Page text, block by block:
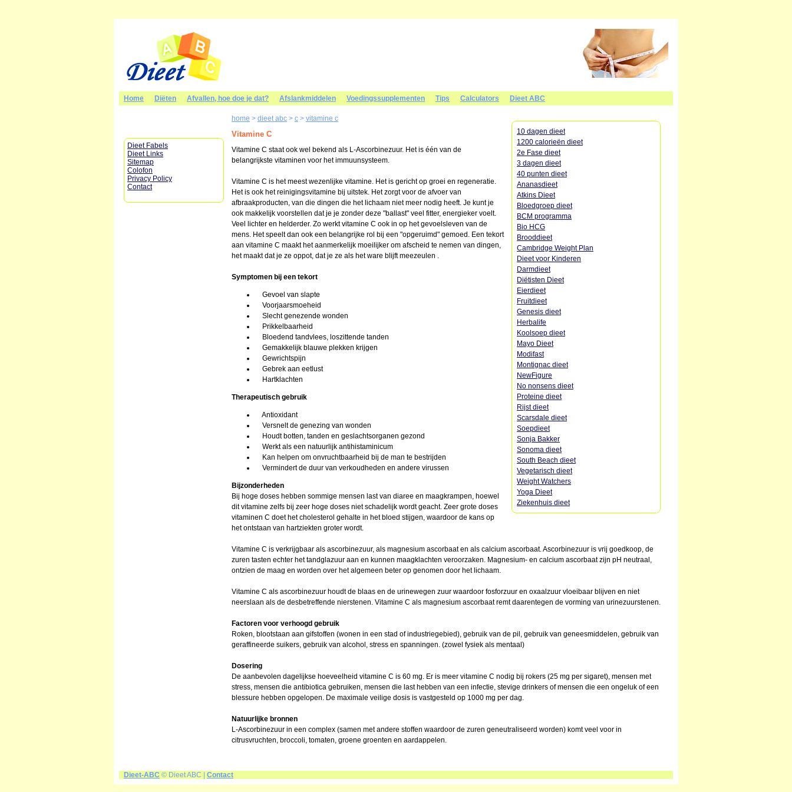
Home Diëten Afvallen, hoe doe je dat? Afslankmiddelen Voedingssupplementen Tips Calculators Dieet ABC
Dieet Fabels
Dieet Links
Sitemap
Colofon
Privacy Policy
Contact
home > dieet abc > c > vitamine c
10 dagen dieet
1200 calorieën dieet
2e Fase dieet
3 dagen dieet
40 punten dieet
Ananasdieet
Atkins Dieet
Bloedgroep dieet
BCM programma
Bio HCG
Brooddieet
Cambridge Weight Plan
Dieet voor Kinderen
Darmdieet
Diëtisten Dieet
Eierdieet
Fruitdieet
Genesis dieet
Herbalife
Koolsoep dieet
Mayo Dieet
Modifast
Montignac dieet
NewFigure
No nonsens dieet
Proteine dieet
Rijst dieet
Scarsdale dieet
Soepdieet
Sonja Bakker
Sonoma dieet
South Beach dieet
Vegetarisch dieet
Weight Watchers
Yoga Dieet
Ziekenhuis dieet
Vitamine C
Vitamine C staat ook wel bekend als L-Ascorbinezuur. Het is één van de
belangrijkste vitaminen voor het immuunsysteem.
Vitamine C is het meest wezenlijke vitamine. Het is gericht op groei en regeneratie.
Het is ook het reinigingsvitamine bij uitstek. Het zorgt voor de afvoer van
afbraakproducten, van die dingen die het lichaam niet meer nodig heeft. Je kunt je
ook makkelijk voorstellen dat je je zonder deze "ballast" veel fitter, energieker voelt.
Veel lichter en helderder. Zo werkt vitamine C ook in op het gevoelsleven van de
mens. Het speelt dan ook een belangrijke rol bij een "opgeruimd" gemoed. Een tekort
aan vitamine C maakt het aanmerkelijk moeilijker om afscheid te nemen van dingen,
het maakt dat je ze oppot, dat je ze als het ware blijft meezeulen .
Symptomen bij een tekort
Gevoel van slapte
Voorjaarsmoeheid
Slecht genezende wonden
Prikkelbaarheid
Bloedend tandvlees, loszittende tanden
Gemakkelijk blauwe plekken krijgen
Gewrichtspijn
Gebrek aan eetlust
Hartklachten
Therapeutisch gebruik
Antioxidant
Versnelt de genezing van wonden
Houdt botten, tanden en geslachtsorganen gezond
Werkt als een natuurlijk antihistaminicum
Kan helpen om onvruchtbaarheid bij de man te bestrijden
Vermindert de duur van verkoudheden en andere virussen
Bijzonderheden
Bij hoge doses hebben sommige mensen last van diaree en maagkrampen, hoewel
dit vitamine zelfs bij zeer hoge doses niet schadelijk wordt geacht. Zeer grote doses
vitaminen C doet het cholesterol gehalte in het bloed stijgen, waardoor de kans op
het ontstaan van hartziekten groter wordt.
Vitamine C is verkrijgbaar als ascorbinezuur, als magnesium ascorbaat en als calcium ascorbaat. Ascorbinezuur is vrij goedkoop, de
zuren tasten echter het tandglazuur aan en kunnen maagklachten veroorzaken. Magnesium- en calcium ascorbaat zijn pH neutraal,
ontzien de maag en worden over het algemeen beter op genomen door het lichaam.
Vitamine C als ascorbinezuur houdt de blaas en de urinewegen zuur waardoor fosforzuur en oxaalzuur vloeibaar blijven en niet
neerslaan als de desbetreffende nierstenen. Vitamine C als magnesium ascorbaat remt daarentegen de vorming van urinezuurstenen.
Factoren voor verhoogd gebruik
Roken, blootstaan aan gifstoffen (wonen in een stad of industriegebied), gebruik van de pil, gebruik van geneesmiddelen, gebruik van
geraffineerde suikers, gebruik van alcohol, stress en spanningen. (zowel fysiek als mentaal)
Dosering
De aanbevolen dagelijkse hoeveelheid vitamine C is 60 mg. Er is meer vitamine C nodig bij rokers (25 mg per sigaret), mensen met
stress, mensen die antibiotica gebruiken, mensen die last hebben van een infectie, stevige drinkers of mensen die een ongeluk of een
blessure hebben opgelopen. De maximale veilige dosis is vastgesteld op 1000 mg per dag.
Natuurlijke bronnen
L-Ascorbinezuur in een complex (samen met andere stoffen waardoor de zuren geneutraliseerd worden) komt veel voor in
citrusvruchten, broccoli, tomaten, groene groenten en aardappelen.
Dieet-ABC © Dieet ABC | Contact